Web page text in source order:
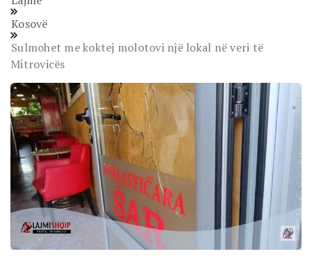
Kosovë
Sulmohet me koktej molotovi një lokal në veri të
Mitrovicës